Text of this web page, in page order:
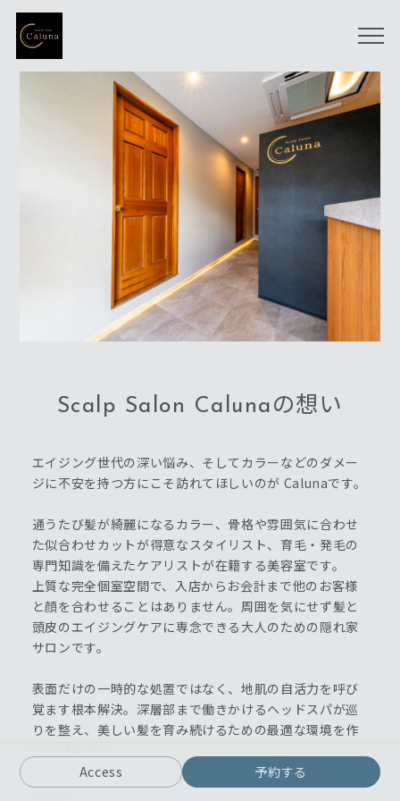
Scalp Salon Calunaの想い
エイジング世代の深い悩み、そしてカラーなどのダメー
ジに不安を持つ方にこそ訪れてほしいのが Calunaです。
通うたび髪が綺麗になるカラー、骨格や雰囲気に合わせ
た似合わせカットが得意なスタイリスト、育毛・発毛の
専門知識を備えたケアリストが在籍する美容室です。
上質な完全個室空間で、入店からお会計まで他のお客様
と顔を合わせることはありません。周囲を気にせず髪と
頭皮のエイジングケアに専念できる大人のための隠れ家
サロンです。
表面だけの一時的な処置ではなく、地肌の自活力を呼び
覚ます根本解決。深層部まで働きかけるヘッドスパが巡
りを整え、美しい髪を育み続けるための最適な環境を作
10年先も笑顔で毎日が輝ける予防美容をここから始めま
せんか。
Access 予約する